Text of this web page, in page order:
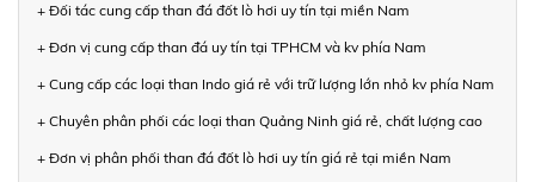
+ Đối tác cung cấp than đá đốt lò hơi uy tín tại miền Nam
+ Đơn vị cung cấp than đá uy tín tại TPHCM và kv phía Nam
+ Cung cấp các loại than Indo giá rẻ với trữ lượng lớn nhỏ kv phía Nam
+ Chuyên phân phối các loại than Quảng Ninh giá rẻ, chất lượng cao
+ Đơn vị phân phối than đá đốt lò hơi uy tín giá rẻ tại miền Nam